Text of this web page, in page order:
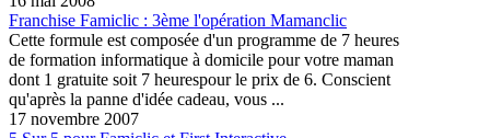
Franchise Famiclic : 3ème l'opération Mamanclic
Cette formule est composée d'un programme de 7 heures
de formation informatique à domicile pour votre maman
dont 1 gratuite soit 7 heurespour le prix de 6. Conscient
qu'après la panne d'idée cadeau, vous ...
17 novembre 2007